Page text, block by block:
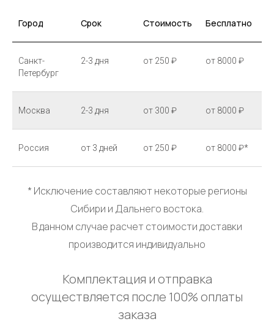
Город Срок Стоимость Бесплатно
Санкт-
Петербург
2-3 дня от 250 ₽ от 8000 ₽
Москва 2-3 дня от 300 ₽ от 8000 ₽
Россия от 3 дней от 250 ₽ от 8000 ₽*
* Исключение составляют некоторые регионы
Сибири и Дальнего востока.
В данном случае расчет стоимости доставки
производится индивидуально
Комплектация и отправка
осуществляется после 100% оплаты
заказа